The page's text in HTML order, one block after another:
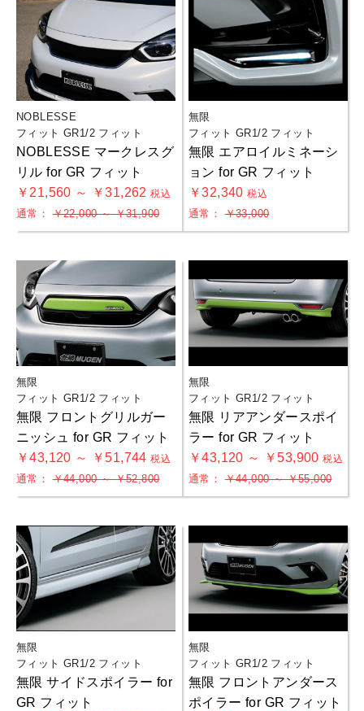
NOBLESSE
フィット GR1/2 フィット
NOBLESSE マークレスグ
リル for GR フィット
￥21,560 ～ ￥31,262税込
通常：￥22,000 ～ ￥31,900
無限
フィット GR1/2 フィット
無限 エアロイルミネーシ
ョン for GR フィット
￥32,340税込
通常：￥33,000
無限
フィット GR1/2 フィット
無限 フロントグリルガー
ニッシュ for GR フィット
￥43,120 ～ ￥51,744税込
通常：￥44,000 ～ ￥52,800
無限
フィット GR1/2 フィット
無限 リアアンダースポイ
ラー for GR フィット
￥43,120 ～ ￥53,900税込
通常：￥44,000 ～ ￥55,000
無限
フィット GR1/2 フィット
無限 サイドスポイラー for
GR フィット
無限
フィット GR1/2 フィット
無限 フロントアンダース
ポイラー for GR フィット